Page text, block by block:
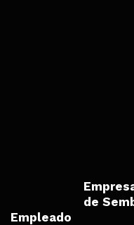
de
Empleado